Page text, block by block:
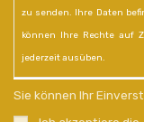
zu senden. Ihre Daten
können Ihre Rechte auf
jederzeit ausüben.
Sie können Ihr